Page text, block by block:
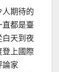
期待的
都是臺
天到夜
登上國際
論家